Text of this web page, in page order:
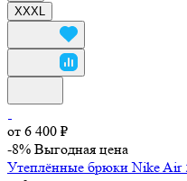
XXXL
от 6 400 ₽
-8% Выгодная цена
Утеплённые брюки Nike Air